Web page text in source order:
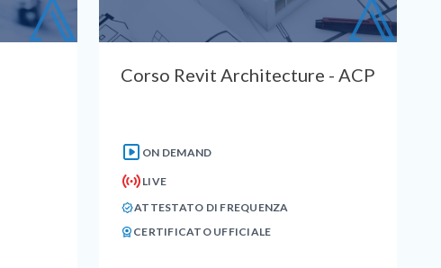
Corso Revit Architecture - ACP
ON DEMAND
LIVE
ATTESTATO DI FREQUENZA
CERTIFICATO UFFICIALE